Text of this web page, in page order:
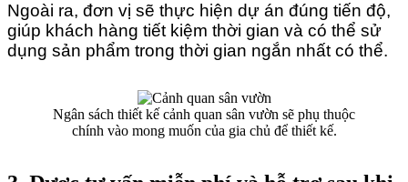
Ngoài ra, đơn vị sẽ thực hiện dự án đúng tiến độ,
giúp khách hàng tiết kiệm thời gian và có thể sử
dụng sản phẩm trong thời gian ngắn nhất có thể.
Ngân sách thiết kế cảnh quan sân vườn sẽ phụ thuộc
chính vào mong muốn của gia chủ để thiết kế.